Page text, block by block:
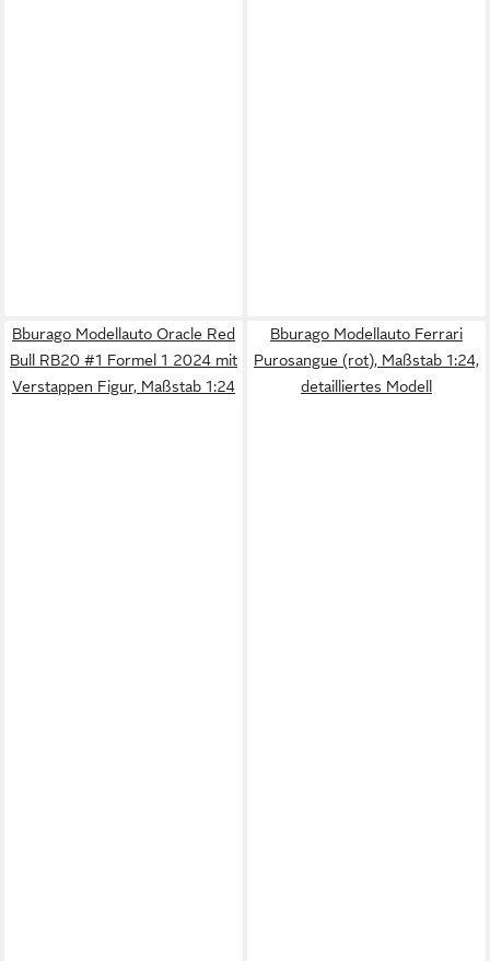
Bburago Modellauto Oracle Red
Bull RB20 #1 Formel 1 2024 mit
Verstappen Figur, Maßstab 1:24
Bburago Modellauto Ferrari
Purosangue (rot), Maßstab 1:24,
detailliertes Modell